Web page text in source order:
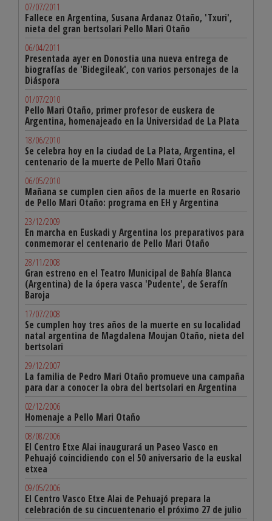
07/07/2011
Fallece en Argentina, Susana Ardanaz Otaño, 'Txuri',
nieta del gran bertsolari Pello Mari Otaño
06/04/2011
Presentada ayer en Donostia una nueva entrega de
biografías de 'Bidegileak', con varios personajes de la
Diáspora
01/07/2010
Pello Mari Otaño, primer profesor de euskera de
Argentina, homenajeado en la Universidad de La Plata
18/06/2010
Se celebra hoy en la ciudad de La Plata, Argentina, el
centenario de la muerte de Pello Mari Otaño
06/05/2010
Mañana se cumplen cien años de la muerte en Rosario
de Pello Mari Otaño: programa en EH y Argentina
23/12/2009
En marcha en Euskadi y Argentina los preparativos para
conmemorar el centenario de Pello Mari Otaño
28/11/2008
Gran estreno en el Teatro Municipal de Bahía Blanca
(Argentina) de la ópera vasca 'Pudente', de Serafín
Baroja
17/07/2008
Se cumplen hoy tres años de la muerte en su localidad
natal argentina de Magdalena Moujan Otaño, nieta del
bertsolari
29/12/2007
La familia de Pedro Mari Otaño promueve una campaña
para dar a conocer la obra del bertsolari en Argentina
02/12/2006
Homenaje a Pello Mari Otaño
08/08/2006
El Centro Etxe Alai inaugurará un Paseo Vasco en
Pehuajó coincidiendo con el 50 aniversario de la euskal
etxea
09/05/2006
El Centro Vasco Etxe Alai de Pehuajó prepara la
celebración de su cincuentenario el próximo 27 de julio